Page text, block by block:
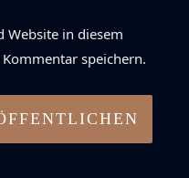
Website in diesem
speichern.